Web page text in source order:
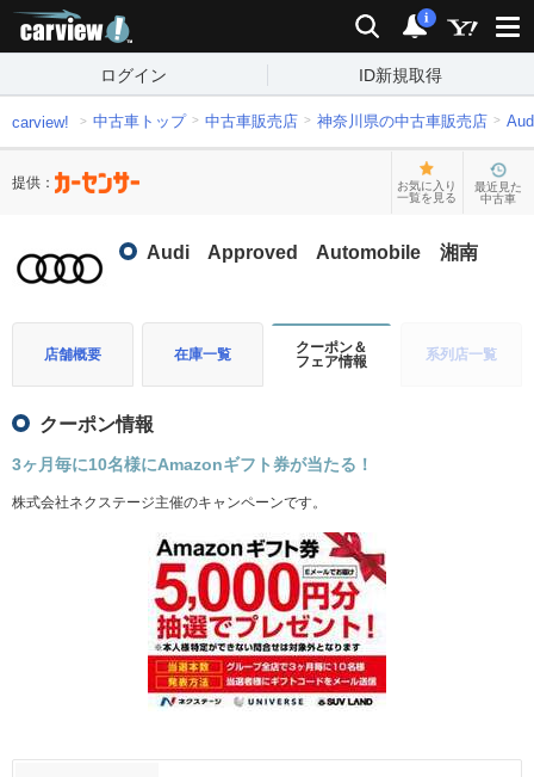
検索 通知
i
ログイン ID新規取得
carview! 中古車トップ 中古車販売店 神奈川県の中古車販売店
提供：
お気に入り
一覧を見る
最近見た
中古車
Audi Approved Automobile 湘南
店舗概要 在庫一覧
クーポン＆
フェア情報
系列店一覧
クーポン情報
3ヶ月毎に10名様にAmazonギフト券が当たる！
株式会社ネクステージ主催のキャンペーンです。